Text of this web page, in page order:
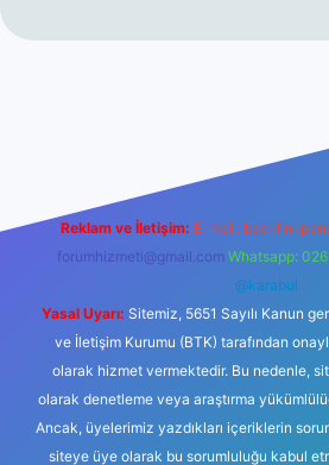
Reklam ve İletişim: E-mail:
forumhizmeti@gmail.com Whatsapp:
@karabul
Yasal Uyarı: Sitemiz, 5651 Sayılı Kanun
ve İletişim Kurumu (BTK) tarafından
olarak hizmet vermektedir. Bu nedenle,
olarak denetleme veya araştırma
Ancak, üyelerimiz yazdıkları içeriklerin
siteye üye olarak bu sorumluluğu kabul